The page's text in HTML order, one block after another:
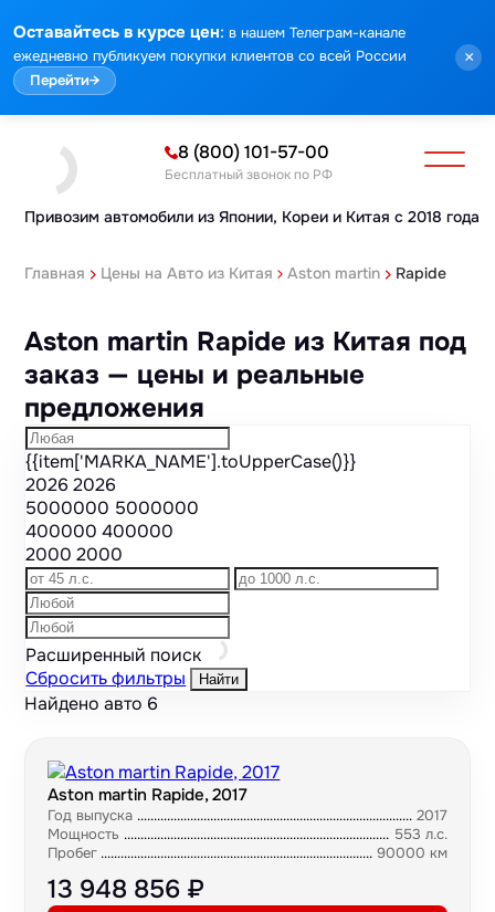
Оставайтесь в курсе цен: в нашем Телеграм-канале
ежедневно публикуем покупки клиентов со всей России
Перейти→
×
Привозим автомобили из Японии, Кореи и Китая с 2018 года
8 (800) 101-57-00
Бесплатный звонок по РФ
Главная Цены на Авто из Китая Aston martin Rapide
Aston martin Rapide из Китая под
заказ — цены и реальные
предложения
{{item['MARKA_NAME'].toUpperCase()}}
20262026
5000000 5000000
400000400000
20002000
Расширенный поиск
Сбросить фильтры
Найти
Найдено авто 6
Aston martin Rapide, 2017
Год выпуска
2017
Мощность
553 л.с.
Пробег
90000 км
13 948 856 ₽